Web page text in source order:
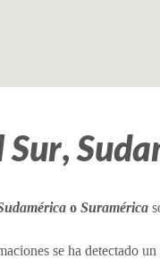
Sur,
o Suramérica
se ha detectado